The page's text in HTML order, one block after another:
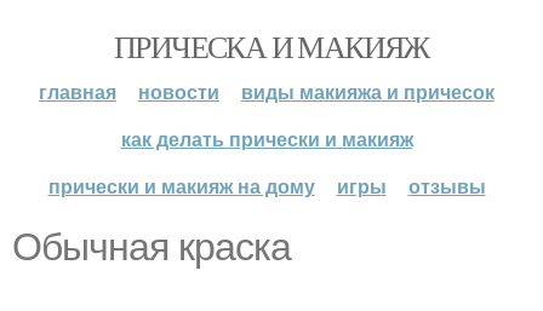
ПРИЧЕСКА И МАКИЯЖ
главная новости
виды макияжа и причесок
как делать прически и макияж
прически и макияж на дому
игры отзывы
Обычная краска